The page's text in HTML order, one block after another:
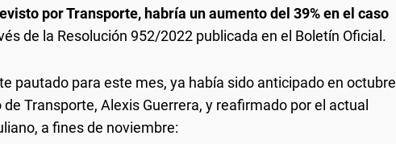
por Transporte, habría un aumento del 39% en el caso
de la Resolución 952/2022 publicada en el Boletín Oficial.
pautado para este mes, ya había sido anticipado en octubre
Transporte, Alexis Guerrera, y reafirmado por el actual
a fines de noviembre: